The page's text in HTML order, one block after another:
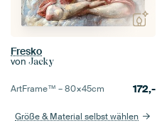
Fresko
von Jacky
ArtFrame™ –80×45cm 172,-
Größe & Material selbst wählen